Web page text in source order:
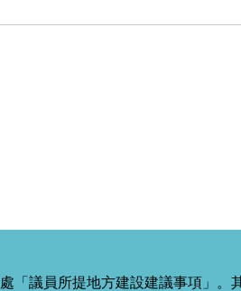
「議員所提地方建設建議事項」